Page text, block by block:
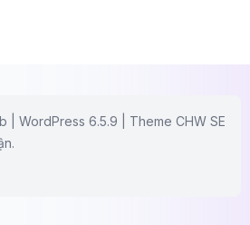
| WordPress 6.5.9 | Theme CHW SE